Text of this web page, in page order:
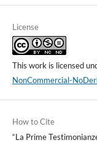
License
This work is licensed
NonCommercial-
How to Cite
“La Prime